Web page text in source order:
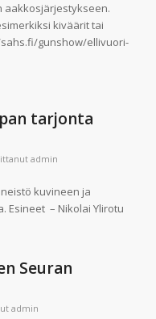
aakkosjärjestykseen.
kiväärit tai
gunshow/ellivuori-
tarjonta
admin
kuvineen ja
Esineet – Nikolai Ylirotu
Seuran
admin